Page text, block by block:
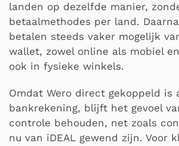
landen op dezelfde manier,
betaalmethodes per land.
betalen steeds vaker mogelijk
wallet, zowel online als mobiel
ook in fysieke winkels.
Omdat Wero direct gekoppeld is
bankrekening, blijft het gevoel
controle behouden, net zoals
nu van iDEAL gewend zijn. Voor